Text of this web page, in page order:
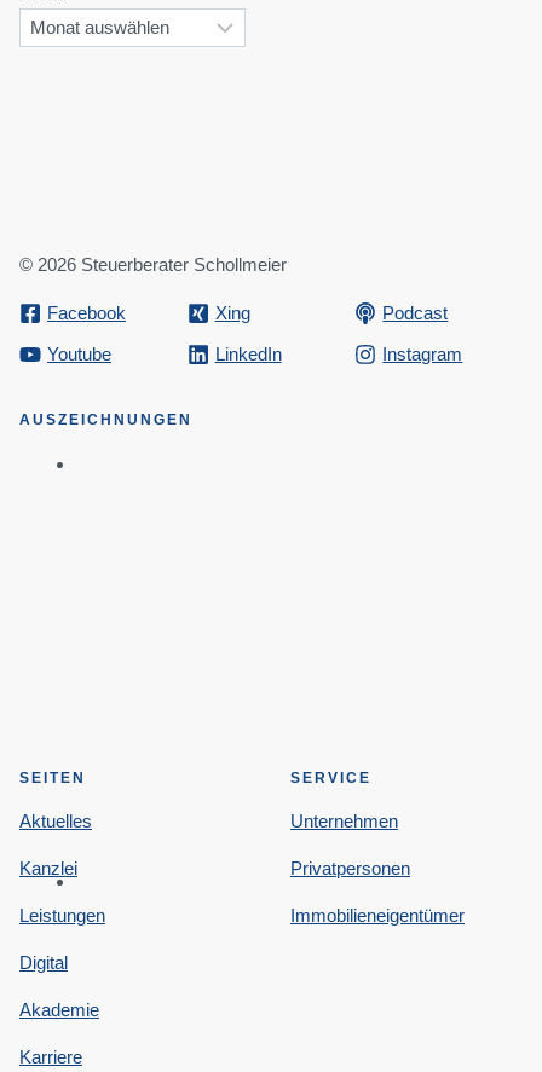
© 2026 Steuerberater Schollmeier
Facebook Xing
Podcast
Youtube
LinkedIn Instagram
AUSZEICHNUNGEN
SEITEN
Aktuelles
Kanzlei
Leistungen
Digital
Akademie
Karriere
SERVICE
Unternehmen
Privatpersonen
Immobilieneigentümer